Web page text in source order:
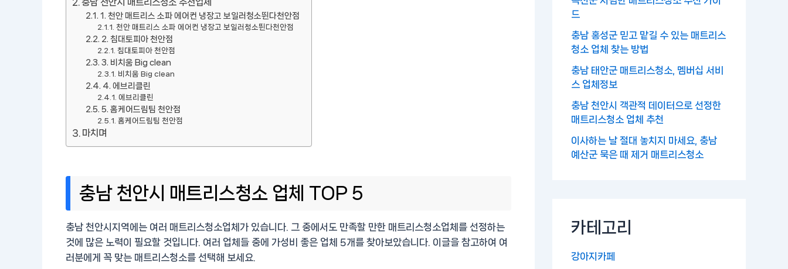
1. 천안 매트리스 소파 에어컨 냉장고 보일러청소뛴다천안점
천안 매트리스 소파 에어컨 냉장고 보일러청소뛴다천안점
2. 침대토피아 천안점
침대토피아 천안점
3. 비치움 Big clean
비치움 Big clean
4. 에브리클린
에브리클린
5. 홈케어드림팀 천안점
홈케어드림팀 천안점
마치며
충남 천안시 매트리스청소 업체 TOP 5
충남 천안시지역에는 여러 매트리스청소업체가 있습니다. 그 중에서도 만족할 만한 매트리스청소업체를 선정하는
것에 많은 노력이 필요할 것입니다. 여러 업체들 중에 가성비 좋은 업체 5개를 찾아보았습니다. 이글을 참고하여 여
러분에게 꼭 맞는 매트리스청소를 선택해 보세요.
드
충남 홍성군 믿고 맡길 수 있는 매트리스
청소 업체 찾는 방법
충남 태안군 매트리스청소, 멤버십 서비
스 업체정보
충남 천안시 객관적 데이터으로 선정한
매트리스청소 업체 추천
이사하는 날 절대 놓치지 마세요, 충남
예산군 묵은 때 제거 매트리스청소
카테고리
강아지카페